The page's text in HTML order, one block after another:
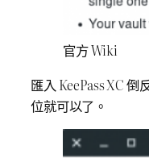
官方 Wiki
匯入 KeePass XC 倒
位就可以了。